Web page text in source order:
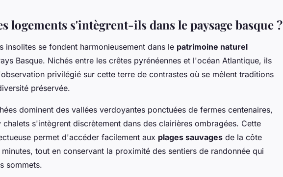
logements s'intègrent-ils dans le paysage basque ?
insolites se fondent harmonieusement dans le patrimoine naturel
Basque. Nichés entre les crêtes pyrénéennes et l'océan Atlantique, ils
privilégié sur cette terre de contrastes où se mêlent traditions
préservée.
dominent des vallées verdoyantes ponctuées de fermes centenaires,
chalets s'intègrent discrètement dans des clairières ombragées. Cette
permet d'accéder facilement aux plages sauvages de la côte
tout en conservant la proximité des sentiers de randonnée qui
sommets.